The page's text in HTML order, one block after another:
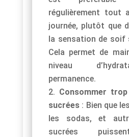
régulièrement tout
journée, plutôt que
la sensation de soif
Cela permet de
niveau
permanence.
Consommer
sucrées: Bien que
les sodas, et
sucrées